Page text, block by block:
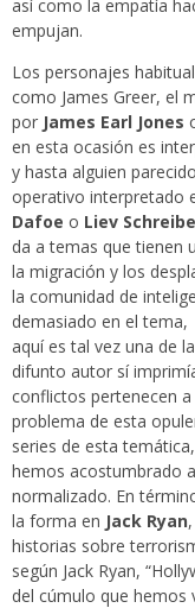
así como la empatía
empujan.
Los personajes
como James Greer, el
por James Earl Jones
en esta ocasión es
y hasta alguien
operativo interpretado
Dafoe o Liev
da a temas que tienen
la migración y los
la comunidad de
demasiado en el
aquí es tal vez una de
difunto autor sí
conflictos pertenecen a
problema de esta
series de esta
hemos acostumbrado
normalizado. En
la forma en Jack Ryan
historias sobre
según Jack Ryan,
del cúmulo que hemos